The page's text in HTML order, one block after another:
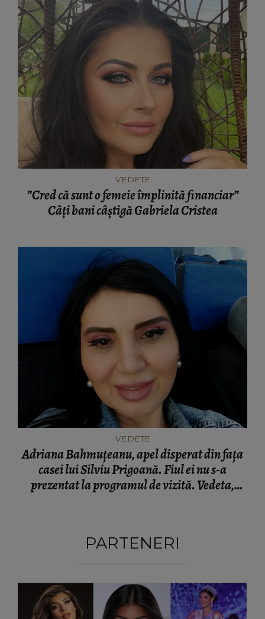
VEDETE
”Cred că sunt o femeie împlinită financiar”
Câți bani câștigă Gabriela Cristea
VEDETE
Adriana Bahmuțeanu, apel disperat din fața
casei lui Silviu Prigoană. Fiul ei nu s-a
prezentat la programul de vizită. Vedeta,
PARTENERI